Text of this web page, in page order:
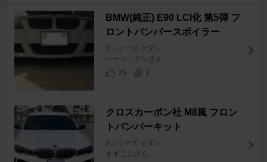
BMW(純正) E90 LCI化 第5弾 フ
ロントバンパースポイラー
3シリーズ セダン
ヘーベリアンさん
26
1
クロスカーボン社 M8風 フロン
トバンパーキット
3シリーズ セダン
すずこじさん